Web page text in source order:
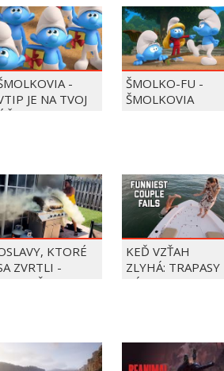
-
JE NA TVOJ
ÚČET
ŠMOLKO-FU -
ŠMOLKOVIA
KTORÉ
ZVRTLI -
NAJLEPŠIE
KEĎ VZŤAH
ZLYHÁ: TRAPASY
PÁROV